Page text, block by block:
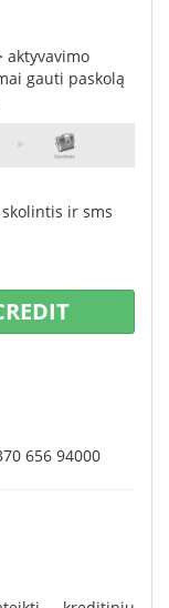
aktyvavimo
gauti paskolą
ir sms
656 94000